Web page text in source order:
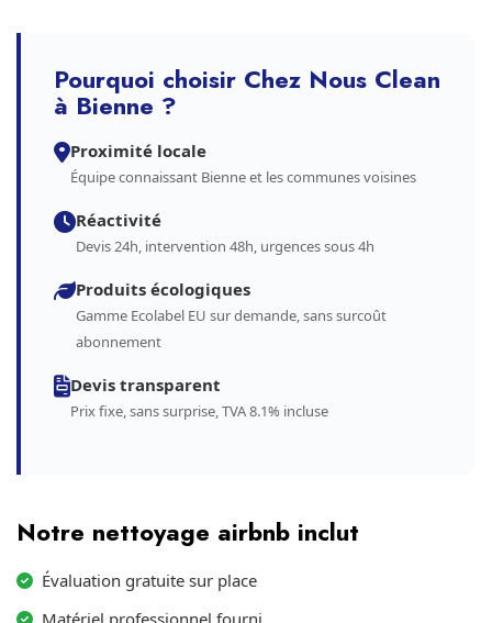
Pourquoi choisir Chez Nous Clean
à Bienne ?
Proximité locale
Équipe connaissant Bienne et les communes voisines
Réactivité
Devis 24h, intervention 48h, urgences sous 4h
Produits écologiques
Gamme Ecolabel EU sur demande, sans surcoût
abonnement
Devis transparent
Prix fixe, sans surprise, TVA 8.1% incluse
Notre nettoyage airbnb inclut
Évaluation gratuite sur place
Matériel professionnel fourni